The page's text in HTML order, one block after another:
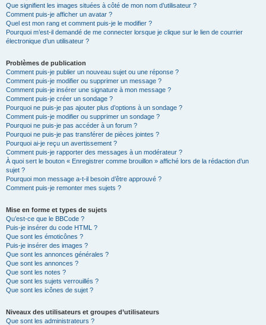
Que signifient les images situées à côté de mon nom d’utilisateur ?
Comment puis-je afficher un avatar ?
Quel est mon rang et comment puis-je le modifier ?
Pourquoi m’est-il demandé de me connecter lorsque je clique sur le lien de courrier
électronique d’un utilisateur ?
Problèmes de publication
Comment puis-je publier un nouveau sujet ou une réponse ?
Comment puis-je modifier ou supprimer un message ?
Comment puis-je insérer une signature à mon message ?
Comment puis-je créer un sondage ?
Pourquoi ne puis-je pas ajouter plus d’options à un sondage ?
Comment puis-je modifier ou supprimer un sondage ?
Pourquoi ne puis-je pas accéder à un forum ?
Pourquoi ne puis-je pas transférer de pièces jointes ?
Pourquoi ai-je reçu un avertissement ?
Comment puis-je rapporter des messages à un modérateur ?
À quoi sert le bouton « Enregistrer comme brouillon » affiché lors de la rédaction d’un
sujet ?
Pourquoi mon message a-t-il besoin d’être approuvé ?
Comment puis-je remonter mes sujets ?
Mise en forme et types de sujets
Qu’est-ce que le BBCode ?
Puis-je insérer du code HTML ?
Que sont les émoticônes ?
Puis-je insérer des images ?
Que sont les annonces générales ?
Que sont les annonces ?
Que sont les notes ?
Que sont les sujets verrouillés ?
Que sont les icônes de sujet ?
Niveaux des utilisateurs et groupes d’utilisateurs
Que sont les administrateurs ?